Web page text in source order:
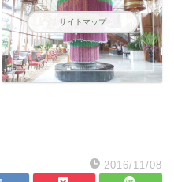
サイトマップ
2016/11/08